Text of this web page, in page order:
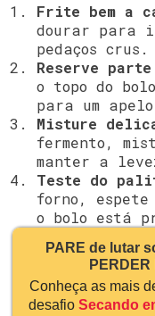
Frite bem a
dourar para
pedaços crus.
Reserve
o topo do
para um
Misture
fermento,
manter a
Teste do
forno,
o bolo está
PARE de lutar
Conheça as mais
desafio Secando